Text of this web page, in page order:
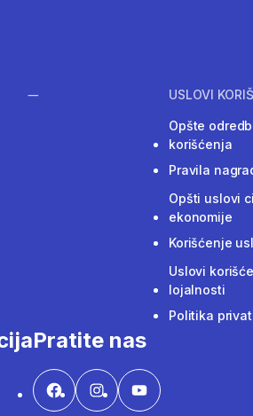
USLOVI
Opšte
korišćenja
Pravila
Opšti uslovi
ekonomije
Korišćenje
Uslovi
lojalnosti
Politika
Pratite nas